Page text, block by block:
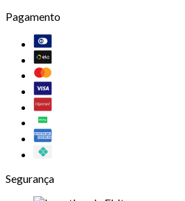
Pagamento
Segurança